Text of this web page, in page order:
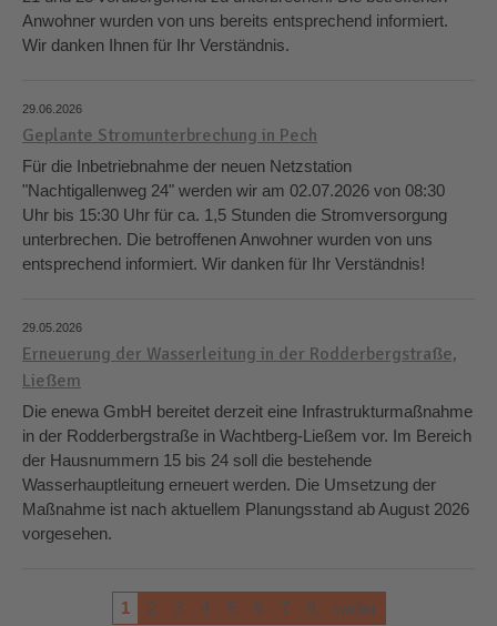
Anwohner wurden von uns bereits entsprechend informiert.
Wir danken Ihnen für Ihr Verständnis.
29.06.2026
Geplante Stromunterbrechung in Pech
Für die Inbetriebnahme der neuen Netzstation
"Nachtigallenweg 24" werden wir am 02.07.2026 von 08:30
Uhr bis 15:30 Uhr für ca. 1,5 Stunden die Stromversorgung
unterbrechen. Die betroffenen Anwohner wurden von uns
entsprechend informiert. Wir danken für Ihr Verständnis!
29.05.2026
Erneuerung der Wasserleitung in der Rodderbergstraße,
Ließem
Die enewa GmbH bereitet derzeit eine Infrastrukturmaßnahme
in der Rodderbergstraße in Wachtberg-Ließem vor. Im Bereich
der Hausnummern 15 bis 24 soll die bestehende
Wasserhauptleitung erneuert werden. Die Umsetzung der
Maßnahme ist nach aktuellem Planungsstand ab August 2026
vorgesehen.
1 2 3 4 5 6 7 8 weiter